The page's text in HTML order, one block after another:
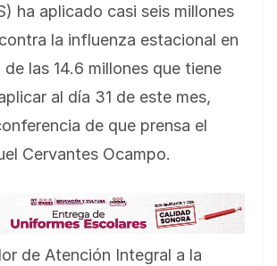
ha aplicado casi seis millones
la influenza estacional en
las 14.6 millones que tiene
al día 31 de este mes,
de que prensa el
Cervantes Ocampo.
de Atención Integral a la